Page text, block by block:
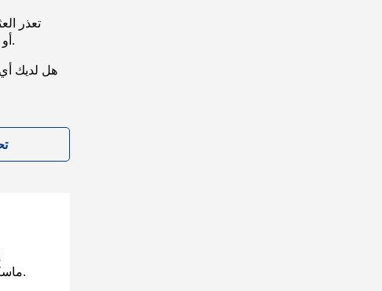
تعذر
URL، أو عرض خريطة الموقع الخاصة بنا لمساعدتك في العثور على ما تريد.
هل لديك
ماسكوس. نقرأ آراءك، ونرد عليها، بناء على طلبكم في أسرع وقت ممكن.